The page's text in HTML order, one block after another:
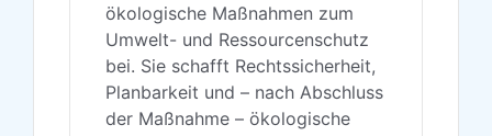
ökologische Maßnahmen zum
Umwelt- und Ressourcenschutz
bei. Sie schafft Rechtssicherheit,
Planbarkeit und – nach Abschluss
der Maßnahme – ökologische